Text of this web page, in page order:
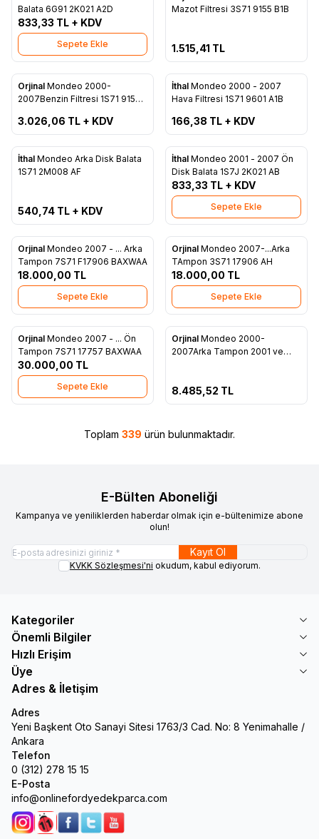
Favorilere Ekle
Balata 6G91 2K021 A2D
833,33 TL + KDV
Sepete Ekle
Favorilere EkleMazot Filtresi 3S71 9155 B1B
1.515,41 TL
Favorilere Ekle
Orjinal Mondeo 2000-
2007Benzin Filtresi 1S71 9155
3.026,06 TL + KDV
Favorilere Ekle
Tükendi
İthal Mondeo 2000 - 2007
Hava Filtresi 1S71 9601 A1B
166,38 TL + KDV
Favorilere Ekle
İthal Mondeo Arka Disk Balata
1S71 2M008 AF
540,74 TL + KDV
Favorilere Ekle
İthal Mondeo 2001 - 2007 Ön
Disk Balata 1S7J 2K021 AB
833,33 TL + KDV
Sepete Ekle
Favorilere Ekle
Orjinal Mondeo 2007 - ... Arka
Tampon 7S71 F17906 BAXWAA
18.000,00 TL
Sepete Ekle
Favorilere Ekle
Orjinal Mondeo 2007-...Arka
TAmpon 3S71 17906 AH
18.000,00 TL
Sepete Ekle
Favorilere Ekle
Orjinal Mondeo 2007 - ... Ön
Tampon 7S71 17757 BAXWAA
30.000,00 TL
Sepete Ekle
Favorilere Ekle
Tükendi
Orjinal Mondeo 2000-
2007Arka Tampon 2001 ve
8.485,52 TL
Toplam 339 ürün bulunmaktadır.
E-Bülten Aboneliği
Kampanya ve yeniliklerden haberdar olmak için e-bültenimize abone
olun!
Kayıt Ol
KVKK Sözleşmesi'ni okudum, kabul ediyorum.
Kategoriler
Önemli Bilgiler
Hızlı Erişim
Üye
Adres & İletişim
Adres
Yeni Başkent Oto Sanayi Sitesi 1763/3 Cad. No: 8 Yenimahalle /
Ankara
Telefon
0 (312) 278 15 15
E-Posta
info@onlinefordyedekparca.com